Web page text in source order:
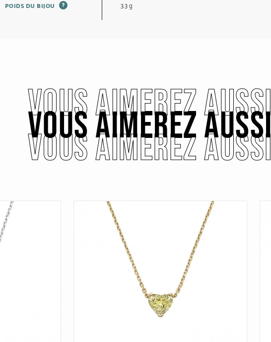
POIDS DU BIJOU ? 3.3 g
VOUS AIMEREZ
VOUS AIMEREZ
VOUS AIMEREZ